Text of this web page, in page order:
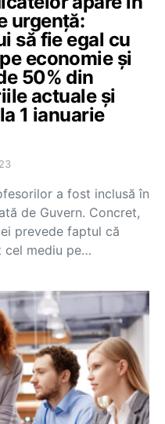
urgență:
să fie egal cu
economie și
50% din
actuale și
1 ianuarie
a fost inclusă în
de Guvern. Concret,
prevede faptul că
cel mediu pe…